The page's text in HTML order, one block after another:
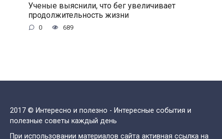
Ученые выяснили, что бег увеличивает
продолжительность жизни
0 689
2017 © Интересно и полезно - Интересные события и
полезные советы каждый день
При использовании материалов сайта активная ссылка на